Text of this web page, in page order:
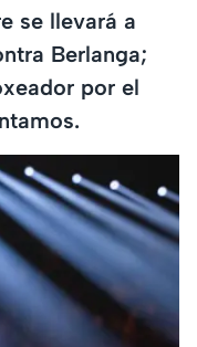
se llevará a
Berlanga;
por el